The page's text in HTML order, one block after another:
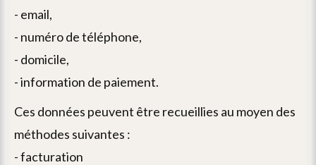
- email,
- numéro de téléphone,
- domicile,
- information de paiement.
ces données peuvent être recueillies au moyen des
méthodes suivantes :
- facturation
donnée